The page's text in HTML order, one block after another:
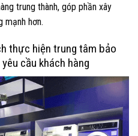
trung thành, góp phần xây
mạnh hơn.
thực hiện trung tâm bảo
cầu khách hàng